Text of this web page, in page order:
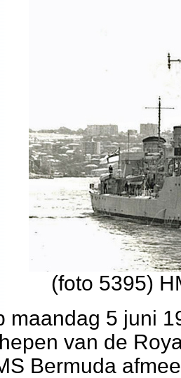
(foto 5395)
maandag 5 juni
van de
Bermuda